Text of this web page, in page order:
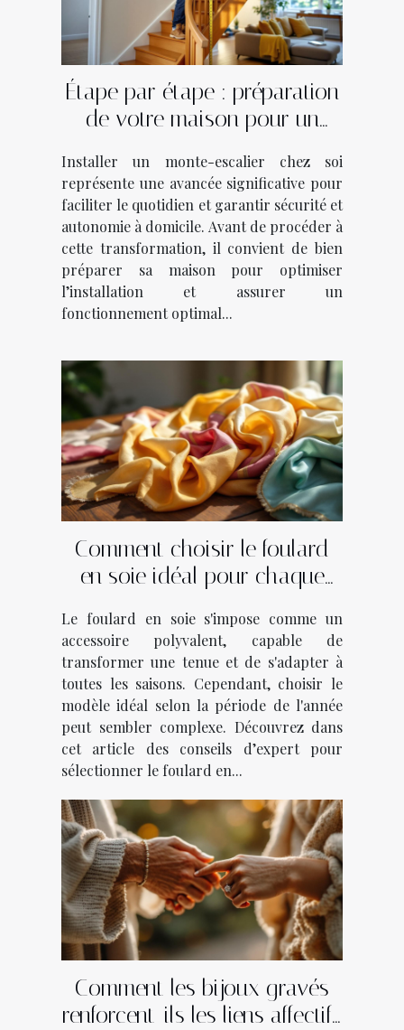
Étape par étape : préparation
de votre maison pour un
Installer un monte-escalier chez soi
représente une avancée significative pour
faciliter le quotidien et garantir sécurité et
autonomie à domicile. Avant de procéder à
cette transformation, il convient de bien
préparer sa maison pour optimiser
l’installation et assurer un
fonctionnement optimal...
Comment choisir le foulard
en soie idéal pour chaque
Le foulard en soie s'impose comme un
accessoire polyvalent, capable de
transformer une tenue et de s'adapter à
toutes les saisons. Cependant, choisir le
modèle idéal selon la période de l'année
peut sembler complexe. Découvrez dans
cet article des conseils d’expert pour
sélectionner le foulard en...
Comment les bijoux gravés
renforcent-ils les liens affectifs